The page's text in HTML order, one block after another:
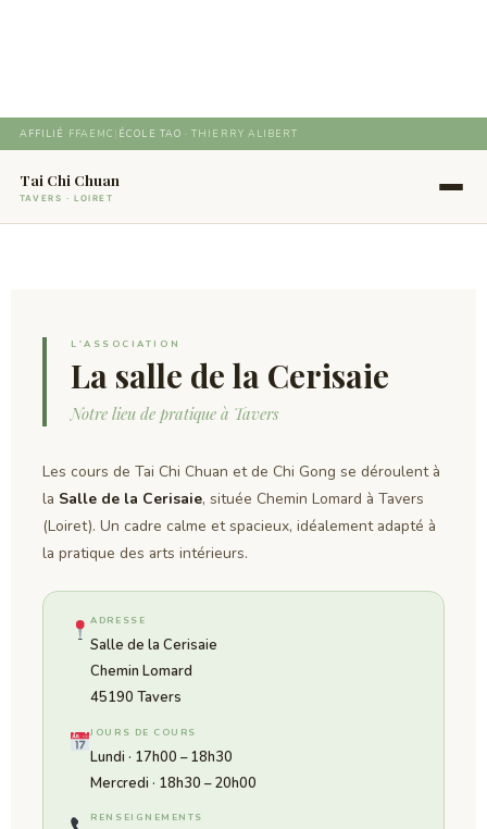
AFFILIÉ FFAEMC ÉCOLE TAO ·THIERRY ALIBERT
Tai Chi Chuan
TAVERS · LOIRET
L'ASSOCIATION
La salle de la Cerisaie
Notre lieu de pratique à Tavers
Les cours de Tai Chi Chuan et de Chi Gong se déroulent à
la Salle de la Cerisaie, située Chemin Lomard à Tavers
(Loiret). Un cadre calme et spacieux, idéalement adapté à
la pratique des arts intérieurs.
ADRESSE
Salle de la Cerisaie
Chemin Lomard
45190 Tavers
JOURS DE COURS
Lundi · 17h00 – 18h30
Mercredi · 18h30 – 20h00
RENSEIGNEMENTS